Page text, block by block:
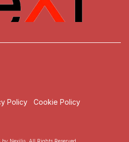
Policy
Cookie Policy
Nexilia. All Rights Reserved